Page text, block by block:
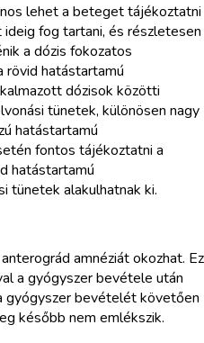
lehet a beteget tájékoztatni
fog tartani, és részletesen
a dózis fokozatos
rövid hatástartamú
dózisok közötti
tünetek, különösen nagy
hatástartamú
fontos tájékoztatni a
hatástartamú
tünetek alakulhatnak ki.
amnéziát okozhat. Ez
a gyógyszer bevétele után
gyógyszer bevételét követően
később nem emlékszik.